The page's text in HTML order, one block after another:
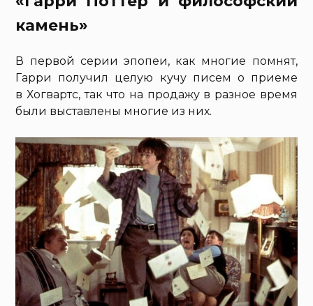
камень»
В первой серии эпопеи, как многие помнят,
Гарри получил целую кучу писем о приеме
в Хогвартс, так что на продажу в разное время
были выставлены многие из них.